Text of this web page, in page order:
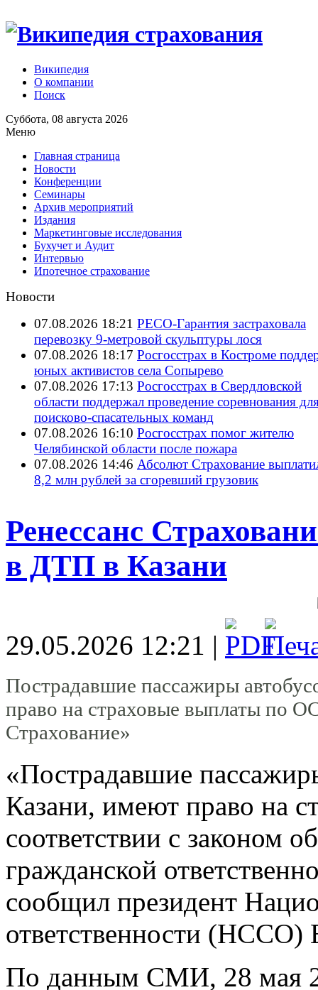
Википедия
О компании
Поиск
Суббота, 08 августа 2026
Меню
Главная страница
Новости
Конференции
Семинары
Архив мероприятий
Издания
Маркетинговые исследования
Бухучет и Аудит
Интервью
Ипотечное страхование
Новости
07.08.2026 18:21 РЕСО-Гарантия застраховала
перевозку 9-метровой скульптуры лося
07.08.2026 18:17 Росгосстрах в Костроме
юных активистов села Сопырево
07.08.2026 17:13 Росгосстрах в Свердловской
области поддержал проведение соревнования
поисково‑спасательных команд
07.08.2026 16:10 Росгосстрах помог жителю
Челябинской области после пожара
07.08.2026 14:46 Абсолют Страхование
8,2 млн рублей за сгоревший грузовик
Ренессанс
в ДТП в Казани
29.05.2026 12:21 |
Пострадавшие пассажиры
право на страховые выплаты по
Страхование»
«Пострадавшие
Казани, имеют право на
соответствии с законом
гражданской
сообщил президент
ответственности (НССО)
По данным СМИ, 28 мая